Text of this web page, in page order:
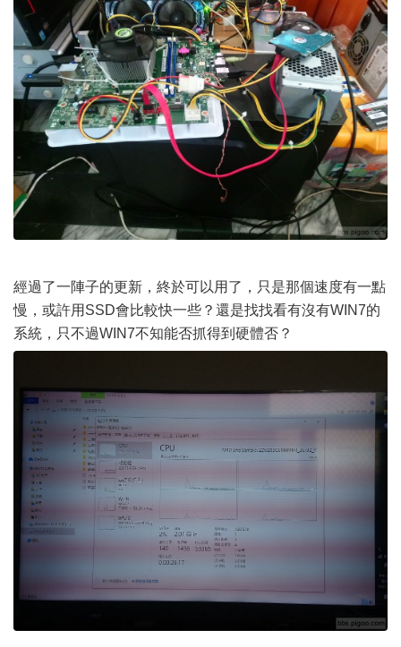
經過了一陣子的更新，終於可以用了，只是那個速度有一點
慢，或許用SSD會比較快一些？還是找找看有沒有WIN7的
系統，只不過WIN7不知能否抓得到硬體否？